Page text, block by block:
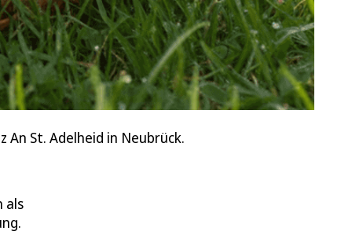
St. Adelheid in Neubrück.
als